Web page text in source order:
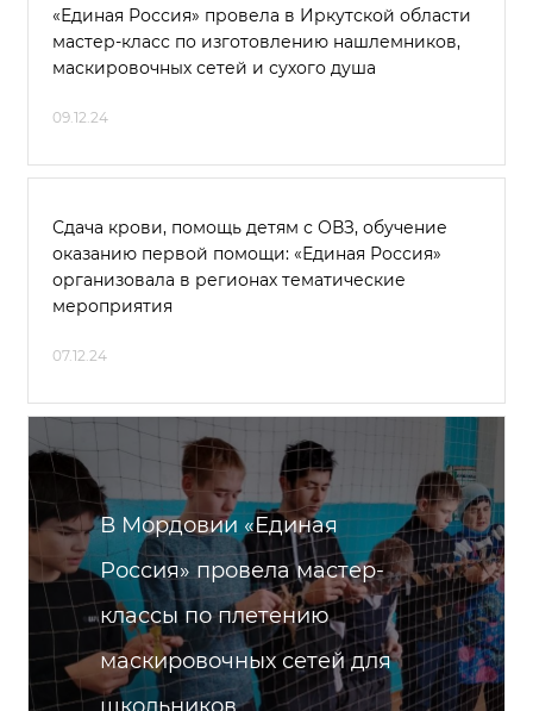
«Единая Россия» провела в Иркутской области
мастер-класс по изготовлению нашлемников,
маскировочных сетей и сухого душа
09.12.24
Сдача крови, помощь детям с ОВЗ, обучение
оказанию первой помощи: «Единая Россия»
организовала в регионах тематические
мероприятия
07.12.24
В Мордовии «Единая
Россия» провела мастер-
классы по плетению
маскировочных сетей для